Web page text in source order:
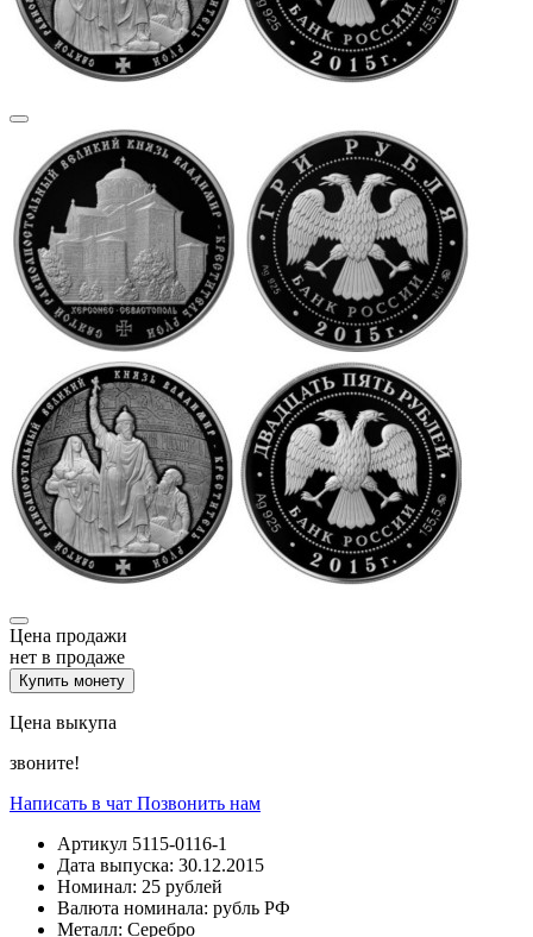
Цена продажи
нет в продаже
Купить монету
Цена выкупа
звоните!
Написать в чат Позвонить нам
Артикул 5115-0116-1
Дата выпуска: 30.12.2015
Номинал: 25 рублей
Валюта номинала: рубль РФ
Металл: Серебро